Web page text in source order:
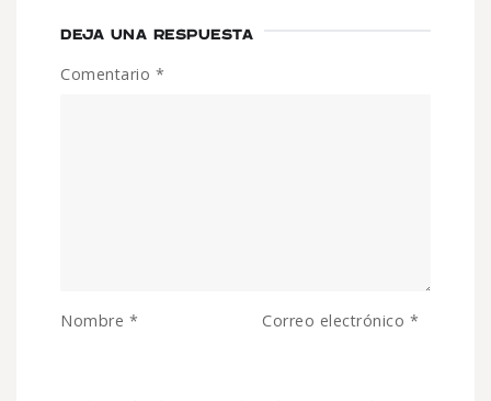
DEJA UNA RESPUESTA
Comentario *
Nombre * Correo electrónico *